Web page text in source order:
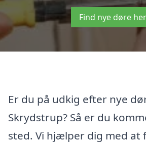
Find nye døre
Er du på udkig efter nye
Skrydstrup? Så er du
sted. Vi hjælper dig med at